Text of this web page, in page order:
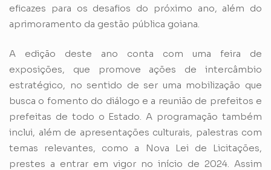
eficazes para os desafios do próximo ano, além do
aprimoramento da gestão pública goiana.
A edição deste ano conta com uma feira de
exposições, que promove ações de intercâmbio
estratégico, no sentido de ser uma mobilização que
busca o fomento do diálogo e a reunião de prefeitos e
prefeitas de todo o Estado. A programação também
inclui, além de apresentações culturais, palestras com
temas relevantes, como a Nova Lei de Licitações,
prestes a entrar em vigor no início de 2024. Assim